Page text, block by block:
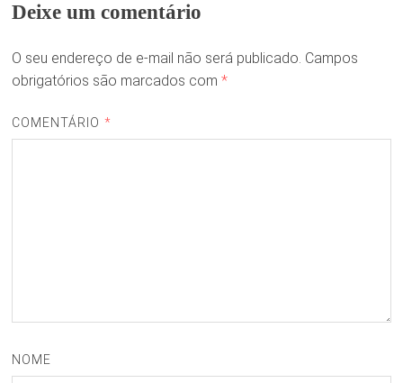
Deixe um comentário
O seu endereço de e-mail não será publicado. Campos
obrigatórios são marcados com *
COMENTÁRIO *
NOME